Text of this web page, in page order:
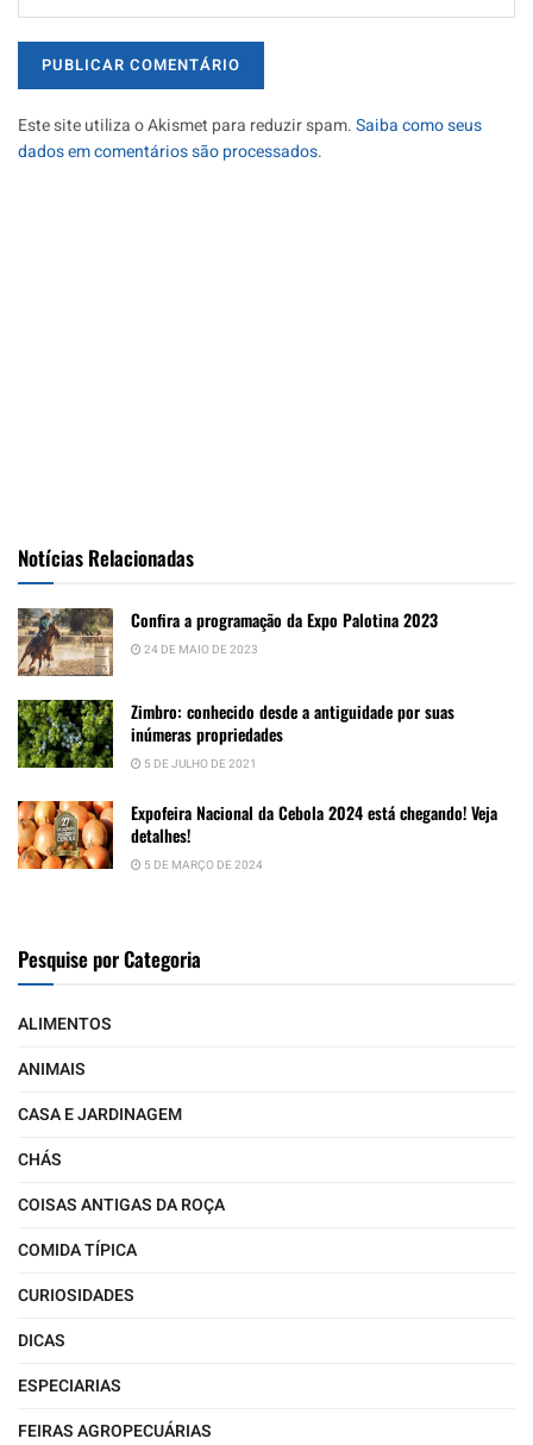
Este site utiliza o Akismet para reduzir spam.Saiba como seus
dados em comentários são processados.
Notícias Relacionadas
Confira a programação da Expo Palotina 2023
24 DE MAIO DE 2023
Zimbro: conhecido desde a antiguidade por suas
inúmeras propriedades
5 DE JULHO DE 2021
Expofeira Nacional da Cebola 2024 está chegando! Veja
detalhes!
5 DE MARÇO DE 2024
Pesquise por Categoria
ALIMENTOS
ANIMAIS
CASA E JARDINAGEM
CHÁS
COISAS ANTIGAS DA ROÇA
COMIDA TÍPICA
CURIOSIDADES
DICAS
ESPECIARIAS
FEIRAS AGROPECUÁRIAS